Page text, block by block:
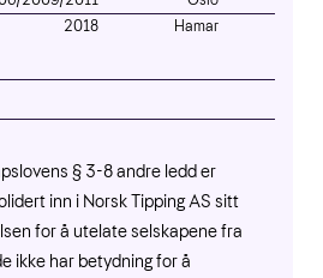
2018 Hamar
§ 3-8 andre ledd er
inn i Norsk Tipping AS sitt
for å utelate selskapene fra
ikke har betydning for å